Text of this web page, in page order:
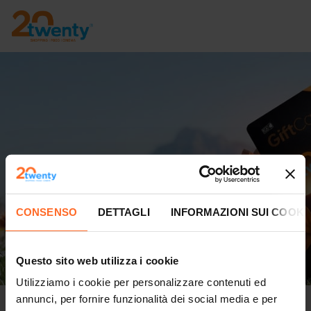
CONSENSO DETTAGLI INFORMAZIONI SUI
Questo sito web utilizza i cookie
Utilizziamo i cookie per personalizzare contenuti ed
annunci, per fornire funzionalità dei social media e per
Buona Pasqua con Twenty